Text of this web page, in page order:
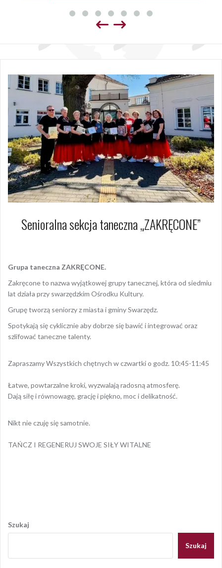
Senioralna sekcja taneczna „ZAKRĘCONE”
Grupa taneczna ZAKRĘCONE.
Zakręcone to nazwa wyjątkowej grupy tanecznej, która od siedmiu
lat działa przy swarzędzkim Ośrodku Kultury.
Grupę tworzą seniorzy z miasta i gminy Swarzędz.
Spotykają się cyklicznie aby dobrze się bawić i integrować oraz
szlifować taneczne talenty.
Zapraszamy Wszystkich chętnych w czwartki o godz. 10:45-11:45
Łatwe, powtarzalne kroki, wyzwalają radosną atmosferę.
Dają siłę i równowagę, grację i piękno, moc i delikatność.
Nikt nie czuję się samotnie.
TAŃCZ I REGENERUJ SWOJE SIŁY WITALNE
wpisu
Szukaj
Szukaj